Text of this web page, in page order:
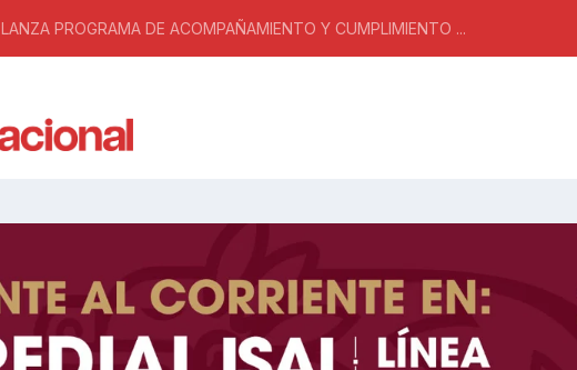
PROGRAMA DE ACOMPAÑAMIENTO Y CUMPLIMIENTO ...